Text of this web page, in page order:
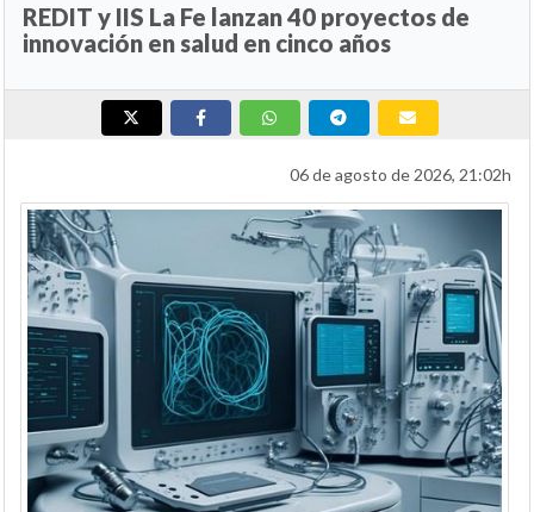
REDIT y IIS La Fe lanzan 40 proyectos de
innovación en salud en cinco años
06 de agosto de 2026, 21:02h